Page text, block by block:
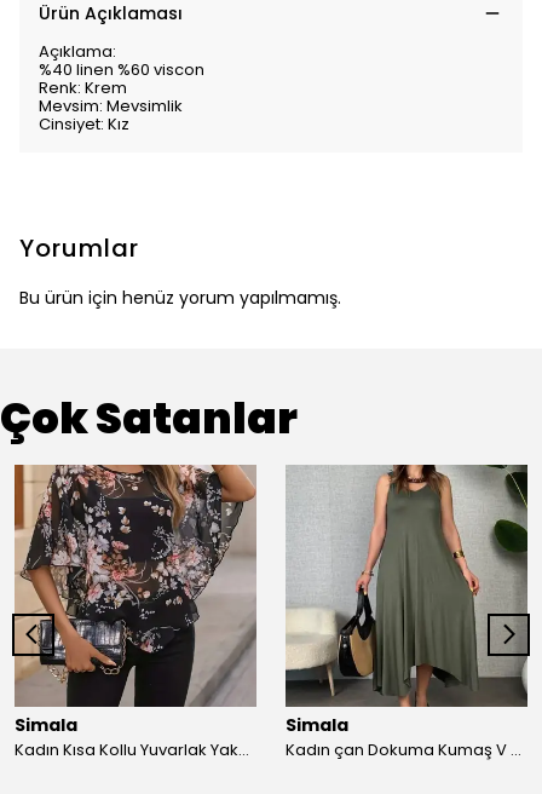
Ürün Açıklaması
Açıklama:
%40 linen %60 viscon
Renk: Krem
Mevsim: Mevsimlik
Cinsiyet: Kız
Yorumlar
Bu ürün için henüz yorum yapılmamış.
Çok Satanlar
Simala
Kadın Kısa Kollu Yuvarlak Yaka çiçek Baskılı Asimetrik Kesim şifon Bluz
Simala
Kadın çan Dokuma Kumaş V Yaka Asimetrik Kesim Elbise